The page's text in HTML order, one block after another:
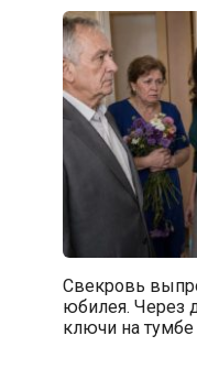
Свекровь
юбилея. Через
ключи на тумбе